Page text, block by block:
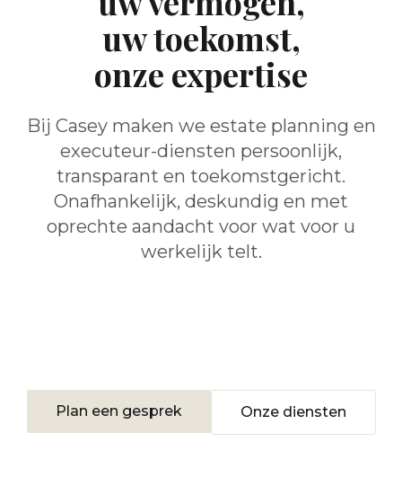
uw toekomst,
onze expertise
Bij Casey maken we estate planning en
executeur-diensten persoonlijk,
transparant en toekomstgericht.
Onafhankelijk, deskundig en met
oprechte aandacht voor wat voor u
werkelijk telt.
Plan een gesprek Onze diensten